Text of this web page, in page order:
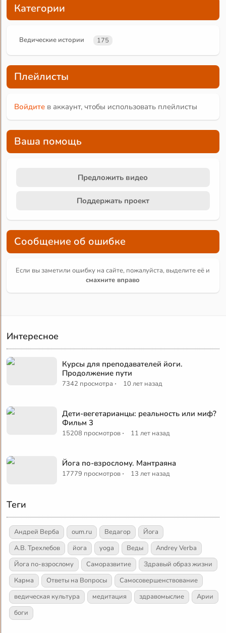
Категории
Ведические истории 175
Плейлисты
Войдите в аккаунт, чтобы использовать плейлисты
Ваша помощь
Предложить видео
Поддержать проект
Сообщение об ошибке
Если вы заметили ошибку на сайте, пожалуйста, выделите её и
смахните вправо
Интересное
Курсы для преподавателей йоги.
Продолжение пути
7342 просмотра · 10 лет назад
Дети-вегетарианцы: реальность или миф?
Фильм 3
15208 просмотров · 11 лет назад
Йога по-взрослому. Мантраяна
17779 просмотров · 13 лет назад
Теги
Андрей Верба oum.ru Ведагор
Йога
А.В. Трехлебов
йога yoga Веды
Andrey Verba
Йога по-взрослому
Саморазвитие
Здравый образ жизни
Карма
Ответы на Вопросы
Самосовершенствование
ведическая культура
медитация здравомыслие
Арии
боги